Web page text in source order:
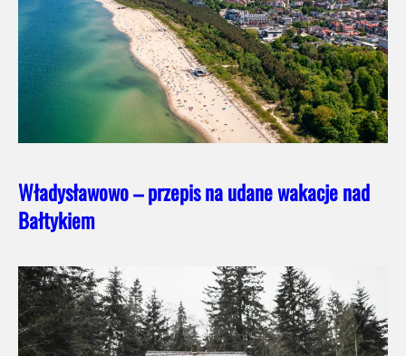
Władysławowo – przepis na udane wakacje nad
Bałtykiem